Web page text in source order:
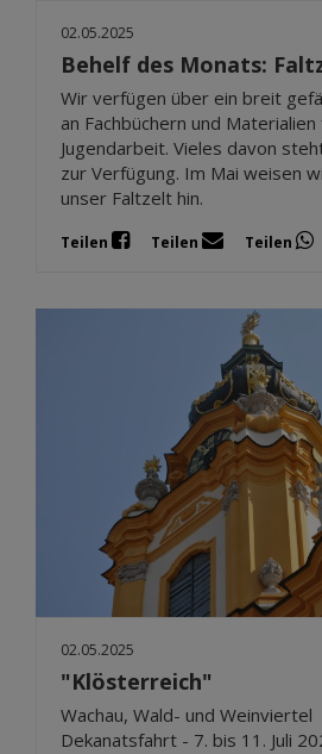
02.05.2025
Behelf des Monats:
Wir verfügen über ein breit
an Fachbüchern und
Jugendarbeit. Vieles davon
zur Verfügung. Im Mai weisen
unser Faltzelt hin.
Teilen Teilen Teilen
02.05.2025
"Klösterreich"
Wachau, Wald- und Weinviertel
Dekanatsfahrt - 7. bis 11. Juli